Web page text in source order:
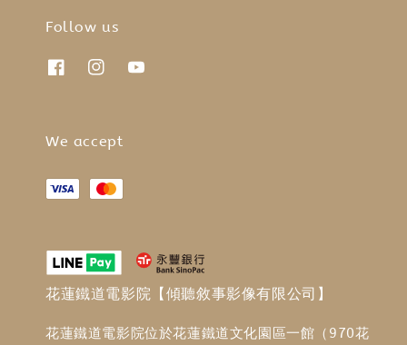
Follow us
We accept
花蓮鐵道電影院【傾聽敘事影像有限公司】
花蓮鐵道電影院位於花蓮鐵道文化園區一館（970花